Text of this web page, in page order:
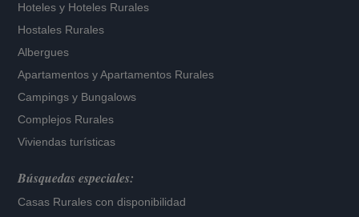
Hoteles y Hoteles Rurales
Hostales Rurales
Albergues
Apartamentos yApartamentos Rurales
Campings y Bungalows
Complejos Rurales
Viviendas turísticas
Búsquedas especiales:
Casas Rurales con disponibilidad